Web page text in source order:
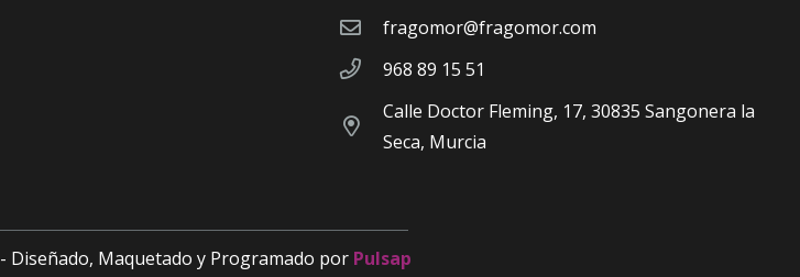
fragomor@fragomor.com
968 89 15 51
Calle Doctor Fleming, 17, 30835 Sangonera la
Seca, Murcia
- Diseñado, Maquetado y Programado por Pulsap